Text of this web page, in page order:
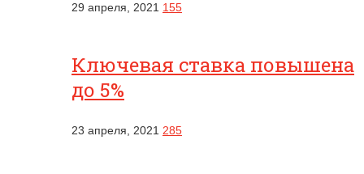
29 апреля, 2021 155
Ключевая ставка повышена
до 5%
23 апреля, 2021 285